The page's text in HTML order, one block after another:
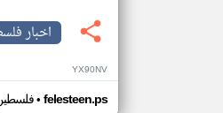
اخبار
YX90NV
• felesteen.ps